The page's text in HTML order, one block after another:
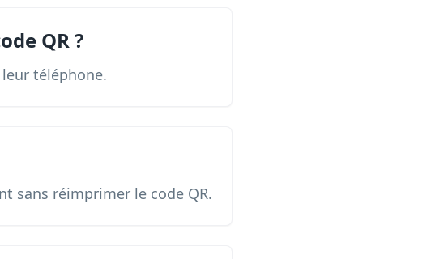
QR ?
téléphone.
sans réimprimer le code QR.